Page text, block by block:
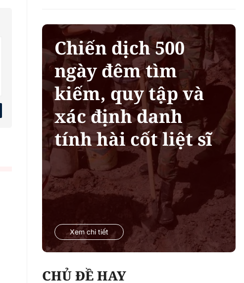
Chiến dịch 500
ngày đêm tìm
kiếm, quy tập và
xác định danh
tính hài cốt liệt sĩ
Xem chi tiết
CHỦ ĐỀ HAY